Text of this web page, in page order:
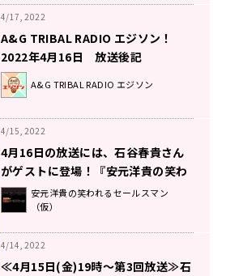
4/17, 2022
A&G TRIBAL RADIO エジソン！
2022年4月16日 放送後記
A&G TRIBAL RADIO エジソン
4/15, 2022
4月16日の放送には、石谷春貴さん
がゲストに登場！『安元洋貴の笑わ
れるセールスマン（仮）』
安元洋貴の笑われるセールスマン
（仮）
4/14, 2022
≪4月15日(金)19時～第3回放送≫石